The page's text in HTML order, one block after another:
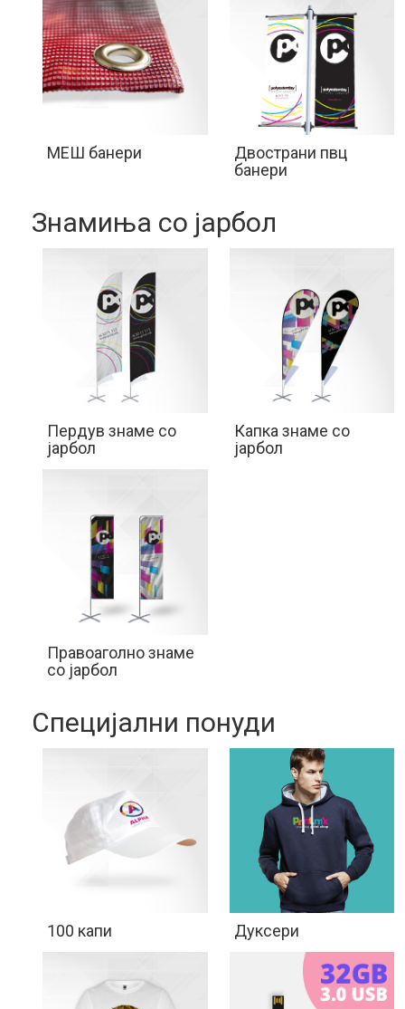
МЕШ банери
Двострани пвц
банери
Знамиња со јарбол
Пердув знаме со
јарбол
Капка знаме со
јарбол
Правоаголно знаме
со јарбол
Специјални понуди
100 капи Дуксери